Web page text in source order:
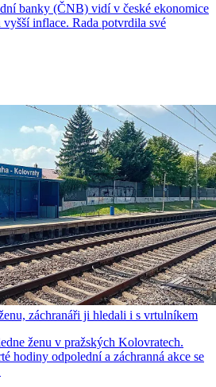
banky (ČNB) vidí v české ekonomice
inflace. Rada potvrdila své
záchranáři ji hledali i s vrtulníkem
ženu v pražských Kolovratech.
hodiny odpolední a záchranná akce se